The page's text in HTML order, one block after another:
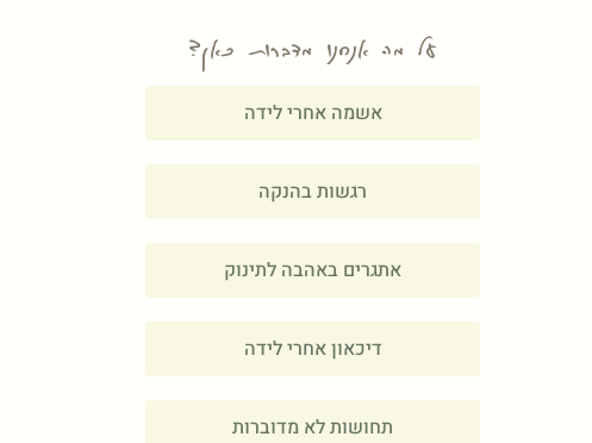
על מה אנחנו מדברות כאן?
אשמה אחרי לידה
רגשות בהנקה
אתגרים באהבה לתינוק
דיכאון אחרי לידה
תחושות לא מדוברות